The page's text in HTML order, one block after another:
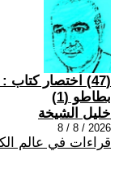
(47) اختصار
بطاطو (1)
خليل الشيخة
2026 / 8 / 8
قراءات في عالم